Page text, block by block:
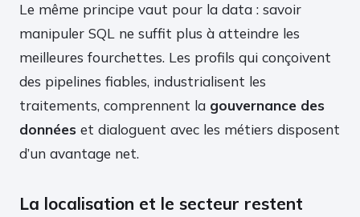
Le même principe vaut pour la data : savoir
manipuler SQL ne suffit plus à atteindre les
meilleures fourchettes. Les profils qui conçoivent
des pipelines fiables, industrialisent les
traitements, comprennent la gouvernance des
données et dialoguent avec les métiers disposent
d’un avantage net.
La localisation et le secteur restent